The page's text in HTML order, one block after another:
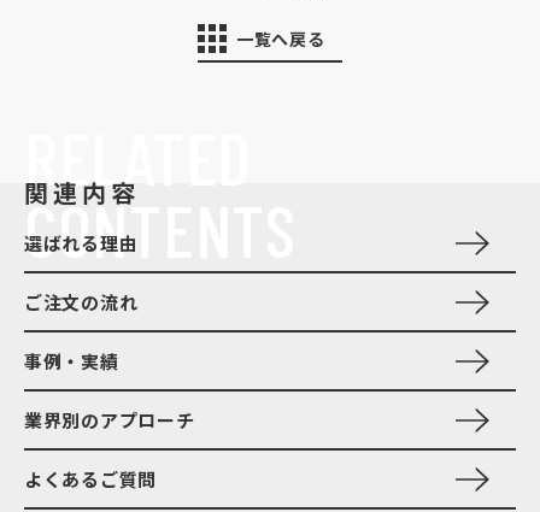
一覧へ戻る
CONTENTS
関連内容
選ばれる理由
ご注文の流れ
事例・実績
業界別のアプローチ
よくあるご質問